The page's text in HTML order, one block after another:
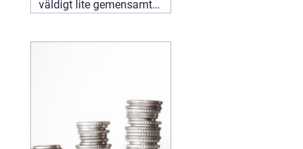
väldigt lite gemensamt
varianterna från 70 och
ett enormt spann av
färger, material och
strukturer. För den som